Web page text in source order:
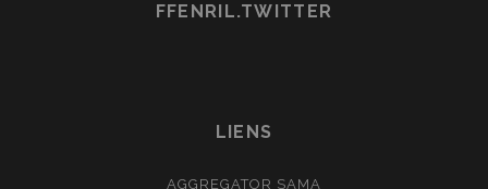
FFENRIL.TWITTER
LIENS
AGGREGATOR SAMA